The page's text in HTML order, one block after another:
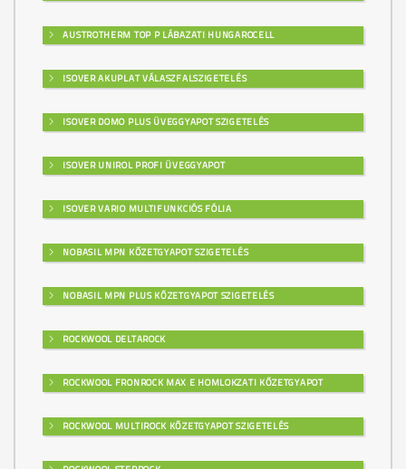
AUSTROTHERM TOP P LÁBAZATI HUNGAROCELL
ISOVER AKUPLAT VÁLASZFALSZIGETELÉS
ISOVER DOMO PLUS ÜVEGGYAPOT SZIGETELÉS
ISOVER UNIROL PROFI ÜVEGGYAPOT
ISOVER VARIO MULTIFUNKCIÓS FÓLIA
NOBASIL MPN KŐZETGYAPOT SZIGETELÉS
NOBASIL MPN PLUS KŐZETGYAPOT SZIGETELÉS
ROCKWOOL DELTAROCK
ROCKWOOL FRONROCK MAX E HOMLOKZATI KŐZETGYAPOT
ROCKWOOL MULTIROCK KŐZETGYAPOT SZIGETELÉS